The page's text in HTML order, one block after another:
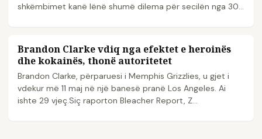
shkëmbimet kanë lënë shumë dilema për secilën nga 30
NBA
Brandon Clarke vdiq nga efektet e heroinës
dhe kokainës, thonë autoritetet
Brandon Clarke, përparuesi i Memphis Grizzlies, u gjet i
vdekur më 11 maj në një banesë pranë Los Angeles. Ai
ishte 29 vjeç.Siç raporton Bleacher Report, Z...